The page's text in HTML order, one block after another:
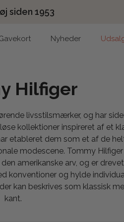
siden 1953
Nyheder
Hilfiger
livsstilsmærker, og har
kollektioner inspireret af et
etableret dem som et af de
modescene. Tommy
amerikanske arv, og er
konventioner og hylde
kan beskrives som klassisk
kant.